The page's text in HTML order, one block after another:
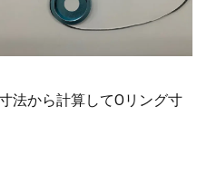
法から計算してOリング寸